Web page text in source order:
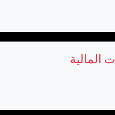
المالية